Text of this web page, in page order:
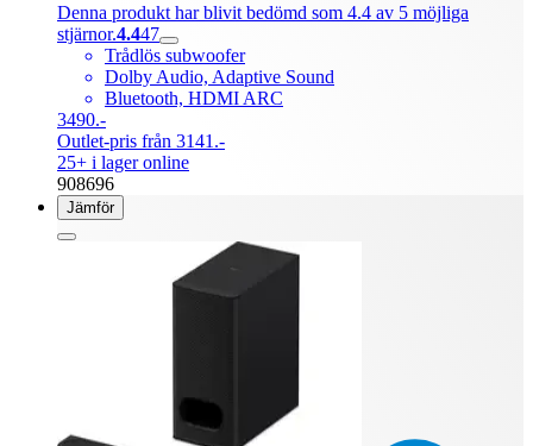
Denna produkt har blivit bedömd som 4.4 av 5 möjliga
stjärnor.4.447
Trådlös subwoofer
Dolby Audio, Adaptive Sound
Bluetooth, HDMI ARC
3490.-
Outlet-pris från 3141.-
25+ i lager online
908696
Jämför